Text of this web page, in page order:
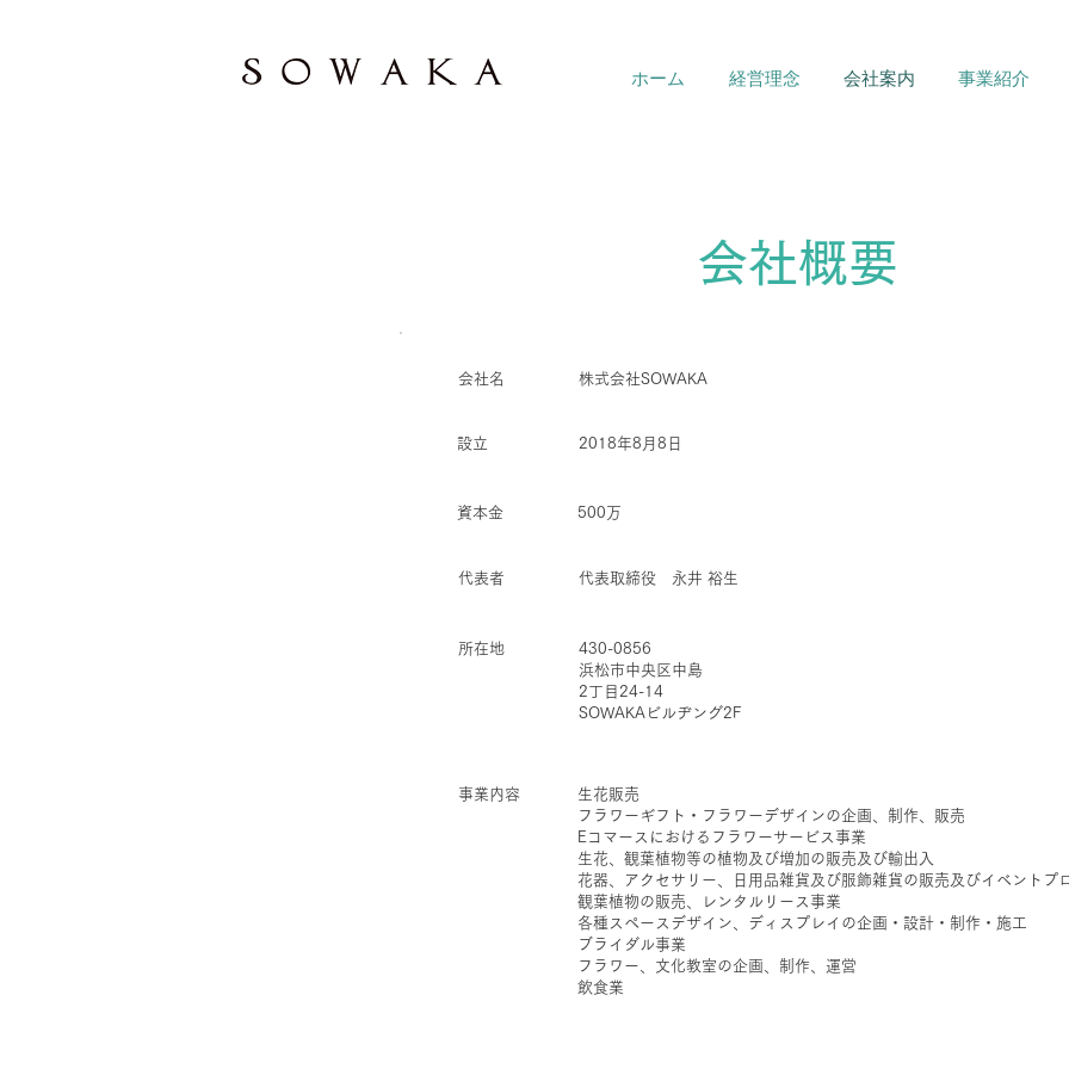
ホーム 経営理念 会社案内 事業紹介
​会社概要
​株式会社SOWAKA
​会社名
設立 2018年8月8日
資本金 500万
代表者 代表取締役 永井 裕生
​所在地
430-0856
浜松市中央区中島
2丁目24-14
SOWAKAビルヂング2F
​事業内容
生花販売
​フラワーギフト・フラワーデザインの企画、制作、販売
Eコマースにおけるフラワーサービス事業
生花、観葉植物等の植物及び増加の販売及び輸出入
花器、アクセサリー、日用品雑貨及び服飾雑貨の販売及びイベントプ
観葉植物の販売、レンタルリース事業
各種スペースデザイン、ディスプレイの企画・設計・制作・施工
ブライダル事業
フラワー、文化教室の企画、制作、運営
​飲食業